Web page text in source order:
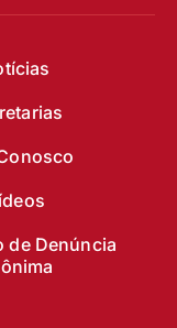
de Denúncia